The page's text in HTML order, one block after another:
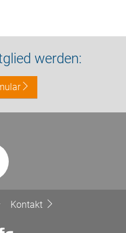
werden:
Kontakt